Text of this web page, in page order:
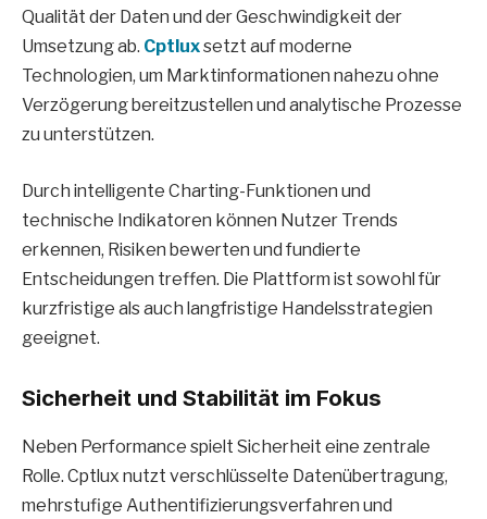
Qualität der Daten und der Geschwindigkeit der
Umsetzung ab. Cptluxsetzt auf moderne
Technologien, um Marktinformationen nahezu ohne
Verzögerung bereitzustellen und analytische Prozesse
zu unterstützen.
Durch intelligente Charting-Funktionen und
technische Indikatoren können Nutzer Trends
erkennen, Risiken bewerten und fundierte
Entscheidungen treffen. Die Plattform ist sowohl für
kurzfristige als auch langfristige Handelsstrategien
geeignet.
Sicherheit und Stabilität im Fokus
Neben Performance spielt Sicherheit eine zentrale
Rolle. Cptlux nutzt verschlüsselte Datenübertragung,
mehrstufige Authentifizierungsverfahren und